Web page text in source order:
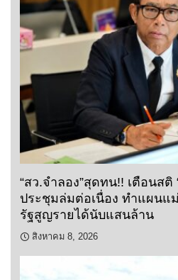
“สว.จำลอง”สุดทน!! เตือนสติ
ประชุมล่มต่อเนื่อง ทำแผนแ
รัฐสูญรายได้นับแสนล้าน
สิงหาคม 8, 2026